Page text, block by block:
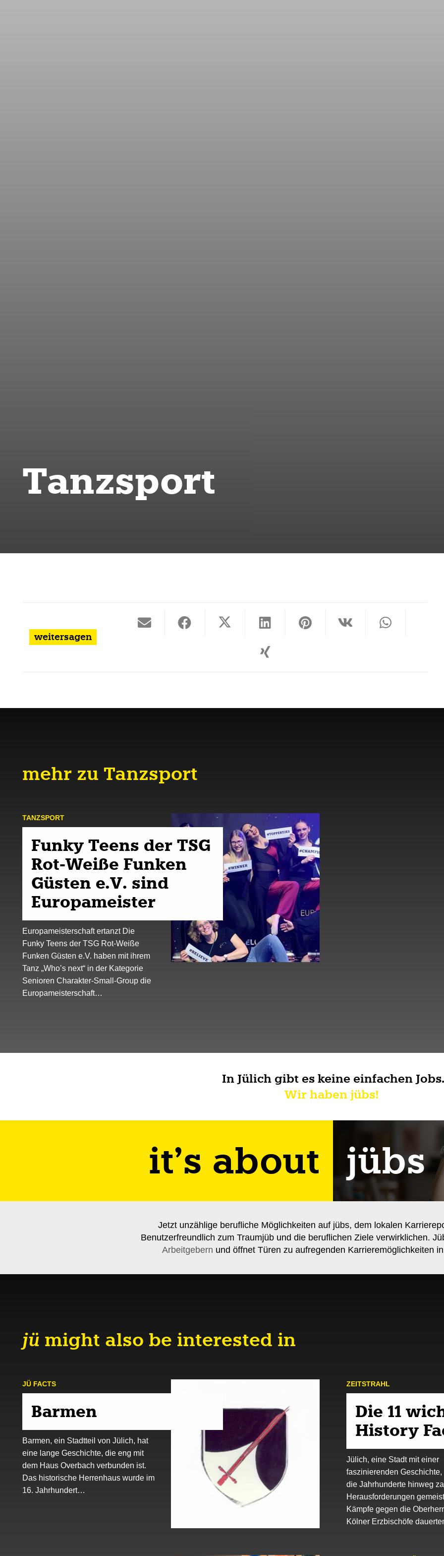
Tanzsport
weitersagen
mehr zu Tanzsport
TANZ­SPORT
Funky Teens der TSG
Rot-Weiße Funken
Güsten e.V. sind
Europameister
Europameisterschaft ertanzt Die
Funky Teens der TSG Rot-Weiße
Funken Güsten e.V. haben mit ihrem
Tanz „Who’s next“ in der Kategorie
Senioren Charakter-Small-Group die
Europameisterschaft…
In Jülich gibt es keine einfachen Jobs.
Wir haben jübs!
it’s about jübs
Jetzt unzählige berufliche Möglichkeiten auf jübs, dem lokalen
Benutzerfreundlich zum Traumjüb und die beruflichen Ziele verwirklichen.
Arbeitgebern und öffnet Türen zu aufregenden Karrieremöglichkeiten
jü might also be interested in
JÜ FACTS
Barmen
Barmen, ein Stadtteil von Jülich, hat
eine lange Geschichte, die eng mit
dem Haus Overbach verbunden ist.
Das historische Herrenhaus wurde im
16. Jahrhundert…
ZEIT­STRAHL
Die 11
History
Jülich, eine Stadt mit einer
faszinierenden Geschichte,
die Jahrhunderte hinweg
Herausforderungen
Kämpfe gegen die
Kölner Erzbischöfe